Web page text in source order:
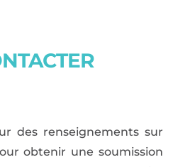
des renseignements sur
obtenir une soumission